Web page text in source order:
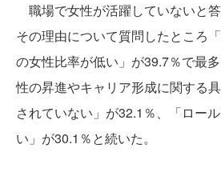
職場で女性が活躍していないと答
その理由について質問したところ
の女性比率が低い」が39.7％で最
性の昇進やキャリア形成に関する
されていない」が32.1％、「ロー
い」が30.1％と続いた。